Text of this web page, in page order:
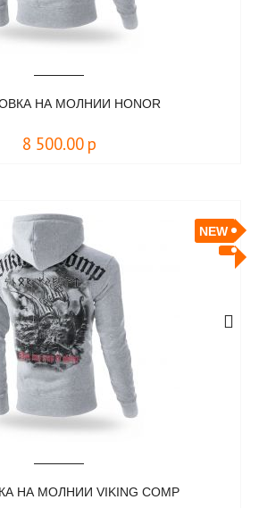
НА МОЛНИИ HONOR
8 500.00 р
NEW
НА МОЛНИИ VIKING COMP